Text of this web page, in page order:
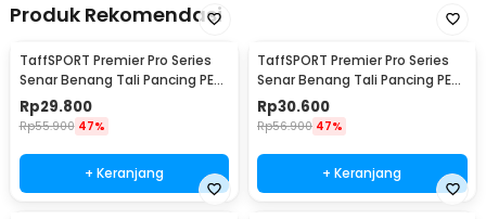
Produk Rekomendasi
TaffSPORT Premier Pro Series
Senar Benang Tali Pancing PE
Braided 300M 0.33mm
Rp29.800
Rp55.900 47%
+ Keranjang
TaffSPORT Premier Pro Series
Senar Benang Tali Pancing PE
Braided 300M 0.23mm
Rp30.600
Rp56.900 47%
+ Keranjang